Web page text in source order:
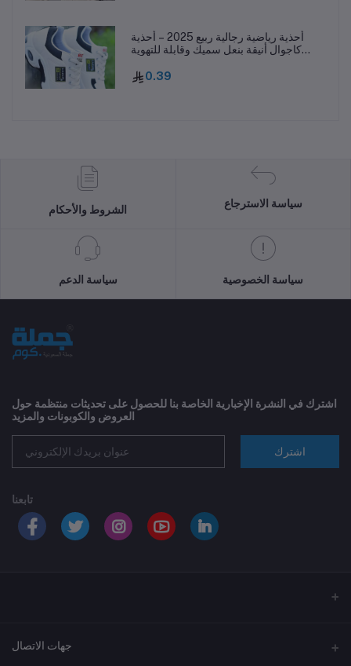
أحذية رياضية رجالية ربيع 2025 – أحذية
كاجوال أنيقة بنعل سميك وقابلة للتهوية
0.39
الشروط والأحكام
سياسة الاسترجاع
سياسة الدعم سياسة الخصوصية
اشترك في النشرة الإخبارية الخاصة بنا للحصول على تحديثات منتظمة حول
العروض والكوبونات والمزيد
اشترك
تابعنا
جهات الاتصال